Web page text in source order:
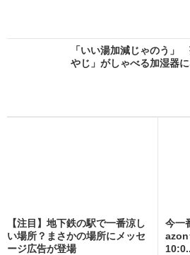
「いい湯加減じゃのう
やじ」がしゃべる加湿器
【注目】地下鉄の駅で一番涼し
い場所？まさかの場所にメッセ
ージ広告が登場
今一
azon